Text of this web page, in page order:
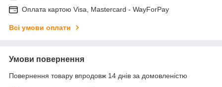
Оплата картою Visa, Mastercard - WayForPay
Всі умови оплати
Умови повернення
Повернення товару впродовж 14 днів за домовленістю